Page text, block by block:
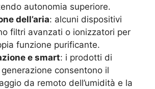
autonomia superiore.
dell’aria: alcuni dispositivi
filtri avanzati o ionizzatori per
funzione purificante.
e smart: i prodotti di
consentono il
da remoto dell’umidità e la